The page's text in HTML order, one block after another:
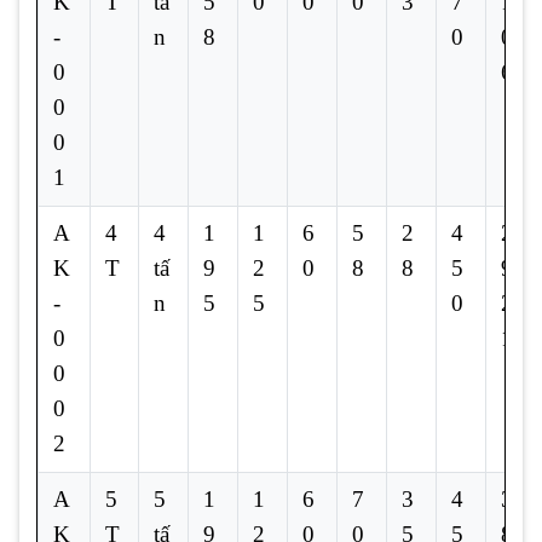
-
0
0
0
1
n
8
0
0
6
A
K
-
0
0
0
2
4
T
4
tấ
n
1
9
5
1
2
5
6
0
5
8
2
8
4
5
0
2
9
2
1
A
K
5
T
5
tấ
1
9
1
2
6
0
7
0
3
5
4
5
3
8